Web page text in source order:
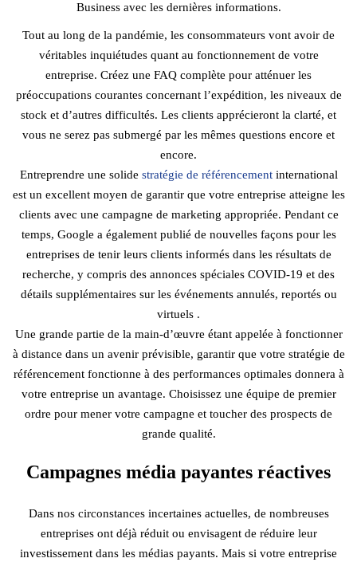
Business avec les dernières informations.
Tout au long de la pandémie, les consommateurs vont avoir de
véritables inquiétudes quant au fonctionnement de votre
entreprise. Créez une FAQ complète pour atténuer les
préoccupations courantes concernant l’expédition, les niveaux de
stock et d’autres difficultés. Les clients apprécieront la clarté, et
vous ne serez pas submergé par les mêmes questions encore et
encore.
Entreprendre une solide stratégie de référencementinternational
est un excellent moyen de garantir que votre entreprise atteigne les
clients avec une campagne de marketing appropriée. Pendant ce
temps, Google a également publié de nouvelles façons pour les
entreprises de tenir leurs clients informés dans les résultats de
recherche, y compris des annonces spéciales COVID-19 et des
détails supplémentaires sur les événements annulés, reportés ou
virtuels .
Une grande partie de la main-d’œuvre étant appelée à fonctionner
à distance dans un avenir prévisible, garantir que votre stratégie de
référencement fonctionne à des performances optimales donnera à
votre entreprise un avantage. Choisissez une équipe de premier
ordre pour mener votre campagne et toucher des prospects de
grande qualité.
Campagnes média payantes réactives
Dans nos circonstances incertaines actuelles, de nombreuses
entreprises ont déjà réduit ou envisagent de réduire leur
investissement dans les médias payants. Mais si votre entreprise